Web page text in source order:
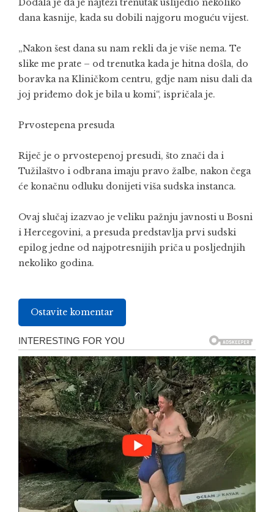
Dodala je da je najteži trenutak uslijedio nekoliko
dana kasnije, kada su dobili najgoru moguću vijest.
„Nakon šest dana su nam rekli da je više nema. Te
slike me prate – od trenutka kada je hitna došla, do
boravka na Kliničkom centru, gdje nam nisu dali da
joj priđemo dok je bila u komi“, ispričala je.
Prvostepena presuda
Riječ je o prvostepenoj presudi, što znači da i
Tužilaštvo i odbrana imaju pravo žalbe, nakon čega
će konačnu odluku donijeti viša sudska instanca.
Ovaj slučaj izazvao je veliku pažnju javnosti u Bosni
i Hercegovini, a presuda predstavlja prvi sudski
epilog jedne od najpotresnijih priča u posljednjih
nekoliko godina.
Ostavite komentar